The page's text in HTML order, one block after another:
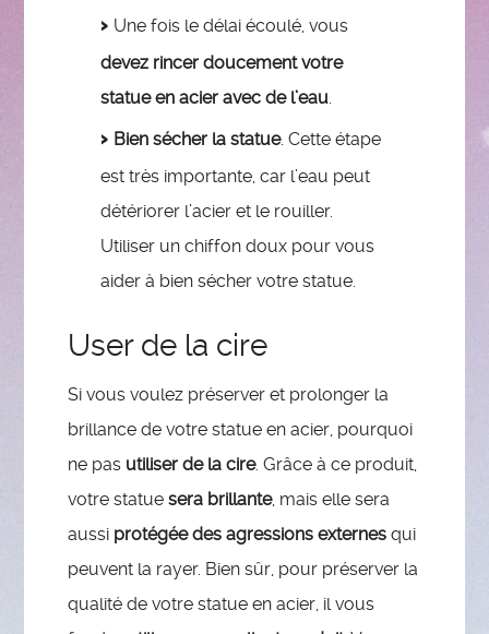
Une fois le délai écoulé, vous
devez rincer doucement votre
statue en acier avec de l’eau
Bien sécher la statue. Cette étape
est très importante, car l’eau peut
détériorer l’acier et le rouiller.
Utiliser un chiffon doux pour vous
aider à bien sécher votre statue.
User de la cire
Si vous voulez préserver et prolonger la
brillance de votre statue en acier, pourquoi
ne pas utiliser de la cire. Grâce à ce produit,
votre statuesera brillante, mais elle sera
aussi protégée des agressions externes qui
peuvent la rayer. Bien sûr, pour préserver la
qualité de votre statue en acier, il vous